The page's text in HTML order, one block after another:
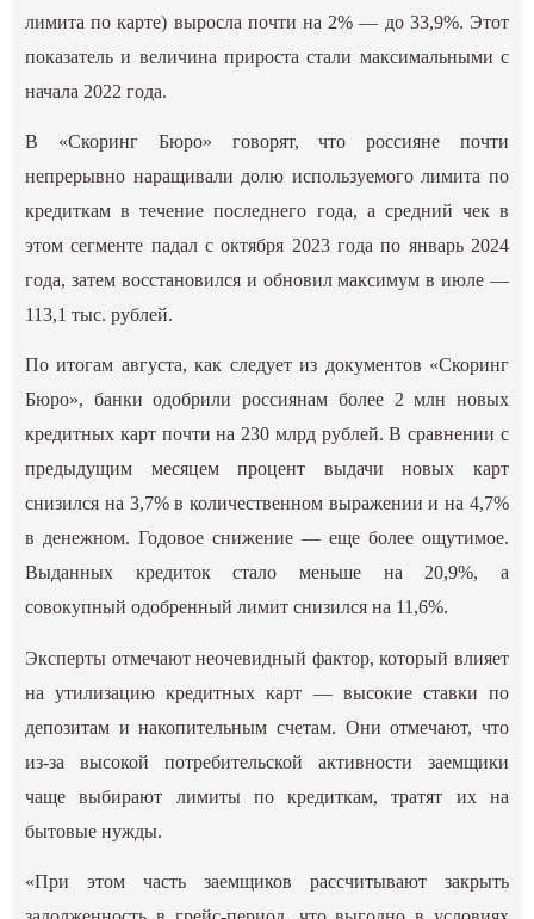
лимита по карте) выросла почти на 2% — до 33,9%. Этот
показатель и величина прироста стали максимальными с
начала 2022 года.
В «Скоринг Бюро» говорят, что россияне почти
непрерывно наращивали долю используемого лимита по
кредиткам в течение последнего года, а средний чек в
этом сегменте падал с октября 2023 года по январь 2024
года, затем восстановился и обновил максимум в июле —
113,1 тыс. рублей.
По итогам августа, как следует из документов «Скоринг
Бюро», банки одобрили россиянам более 2 млн новых
кредитных карт почти на 230 млрд рублей. В сравнении с
предыдущим месяцем процент выдачи новых карт
снизился на 3,7% в количественном выражении и на 4,7%
в денежном. Годовое снижение — еще более ощутимое.
Выданных кредиток стало меньше на 20,9%, а
совокупный одобренный лимит снизился на 11,6%.
Эксперты отмечают неочевидный фактор, который влияет
на утилизацию кредитных карт — высокие ставки по
депозитам и накопительным счетам. Они отмечают, что
из-за высокой потребительской активности заемщики
чаще выбирают лимиты по кредиткам, тратят их на
бытовые нужды.
«При этом часть заемщиков рассчитывают закрыть